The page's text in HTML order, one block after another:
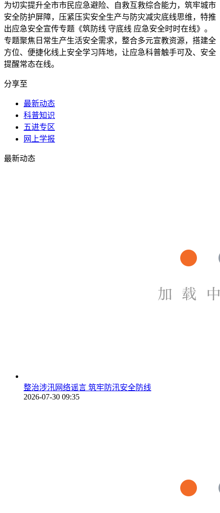
为切实提升全市市民应急避险、自救互救综合能力，筑牢城市
安全防护屏障，压紧压实安全生产与防灾减灾底线思维，特推
出应急安全宣传专题《筑防线 守底线 应急安全时时在线》。
专题聚焦日常生产生活安全需求，整合多元宣教资源，搭建全
方位、便捷化线上安全学习阵地，让应急科普触手可及、安全
提醒常态在线。
分享至
最新动态
科普知识
五进专区
网上学报
最新动态
整治涉汛网络谣言 筑牢防汛安全防线
2026-07-30 09:35